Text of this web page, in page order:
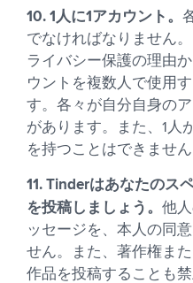
10. 1人に1アカウント。
でなければなりません
ライバシー保護の理由
ウントを複数人で使用
す。各々が自分自身の
があります。また、1人
を持つことはできません
11. Tinderはあなたのス
を投稿しましょう。他
ッセージを、本人の同
せん。また、著作権ま
作品を投稿することも